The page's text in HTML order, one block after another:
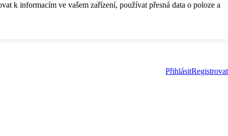
k informacím ve vašem zařízení, používat přesná data o poloze a
PřihlásitRegistrovat